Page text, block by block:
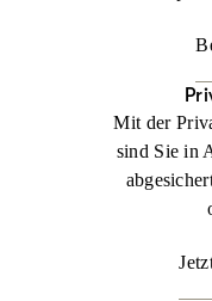
Mit der
sind Sie in